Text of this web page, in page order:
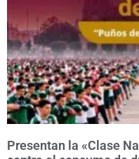
Presentan la «Clase